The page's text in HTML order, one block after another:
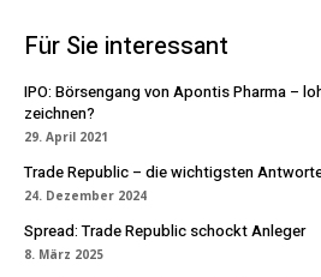
Für Sie interessant
IPO: Börsengang von Apontis Pharma –
zeichnen?
29. April 2021
Trade Republic – die wichtigsten
24. Dezember 2024
Spread: Trade Republic schockt Anleger
8. März 2025